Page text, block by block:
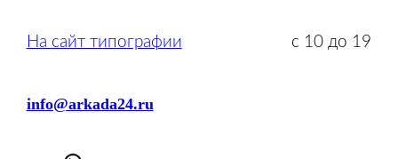
На сайт типографии с 10 до 19
info@arkada24.ru